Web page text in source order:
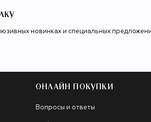
новинках и специальных
ОНЛАЙН ПОКУПКИ
Вопросы и ответы